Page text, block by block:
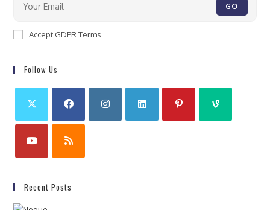
GO
Accept GDPR Terms
Follow Us
Recent Posts